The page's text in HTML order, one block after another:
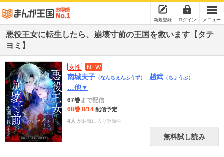
新規登録 ログイン メニュー
悪役王女に転生したら、崩壊寸前の王国を救います【タテ
ヨミ】
女性 NEW
南城夫子 （なんちぇんふうず） 趙武 （ちょうぶ）
…他▼
67巻まで配信
68巻 8/14 配信予定
4人 がお気に入り登録中
無料試し読み